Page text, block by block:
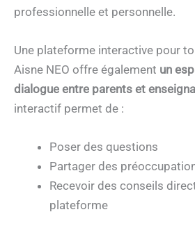
professionnelle et personnelle.
Une plateforme interactive pour
Aisne NEO offre également un
dialogue entre parents et
interactif permet de :
Poser des questions
Partager des
Recevoir des conseils
plateforme